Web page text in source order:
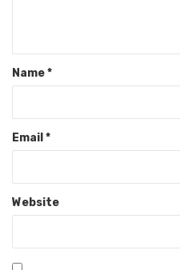
Name*
Email *
Website